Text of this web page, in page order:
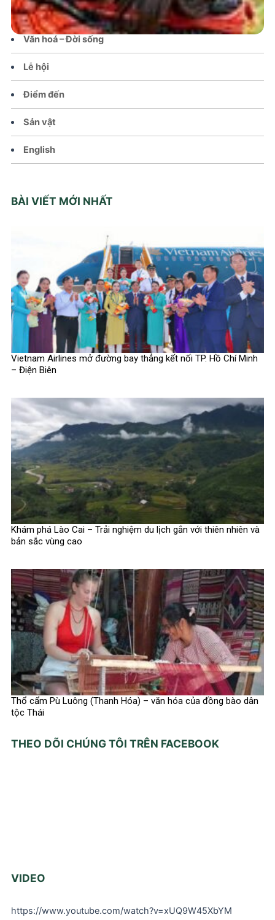
Chính sách
Văn hoá – Đời sống
Lễ hội
Điểm đến
Sản vật
English
BÀI VIẾT MỚI NHẤT
Vietnam Airlines mở đường bay thẳng kết nối TP. Hồ Chí Minh
– Điện Biên
Khám phá Lào Cai – Trải nghiệm du lịch gắn với thiên nhiên và
bản sắc vùng cao
Thổ cẩm Pù Luông (Thanh Hóa) – văn hóa của đồng bào dân
tộc Thái
THEO DÕI CHÚNG TÔI TRÊN FACEBOOK
VIDEO
https://www.youtube.com/watch?v=xUQ9W45XbYM